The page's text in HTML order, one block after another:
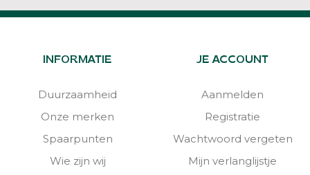
INFORMATIE
Duurzaamheid
Onze merken
Spaarpunten
Wie zijn wij
JE ACCOUNT
Aanmelden
Registratie
Wachtwoord vergeten
Mijn verlanglijstje